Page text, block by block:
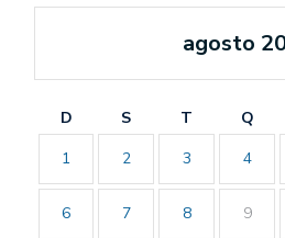
agosto
D S T Q
1
2 3 4
6 7 8 9